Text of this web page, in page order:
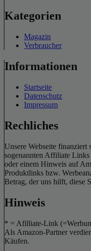
Kategorien
Magazin
Verbraucher
Informationen
Startseite
Datenschutz
Impressum
Rechliches
Unsere Webseite finanziert
sogenannten Affiliate
oder einem Hinweis auf
Produktlinks bzw.
Betrag, der uns hilft, diese
Hinweis
* = Afilliate-Link
Als Amazon-Partner
Käufen.